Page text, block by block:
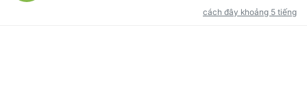
cách đây khoảng 5 tiếng